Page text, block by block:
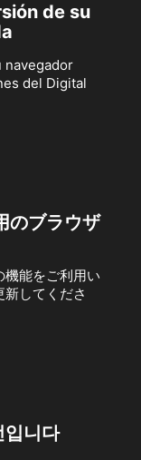
de su
navegador
del Digital
のブラウザ
機能をご利用い
してくださ
입니다